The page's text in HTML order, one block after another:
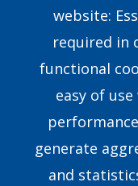
Find a Consultant
FAQs
Contact Us
Our Story
website:
required in
functional
easy of
generate
and